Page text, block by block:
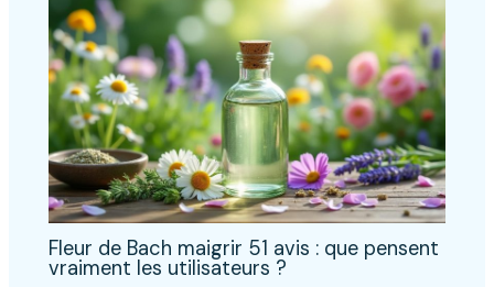
Fleur de Bach maigrir 51 avis : que pensent
vraiment les utilisateurs ?